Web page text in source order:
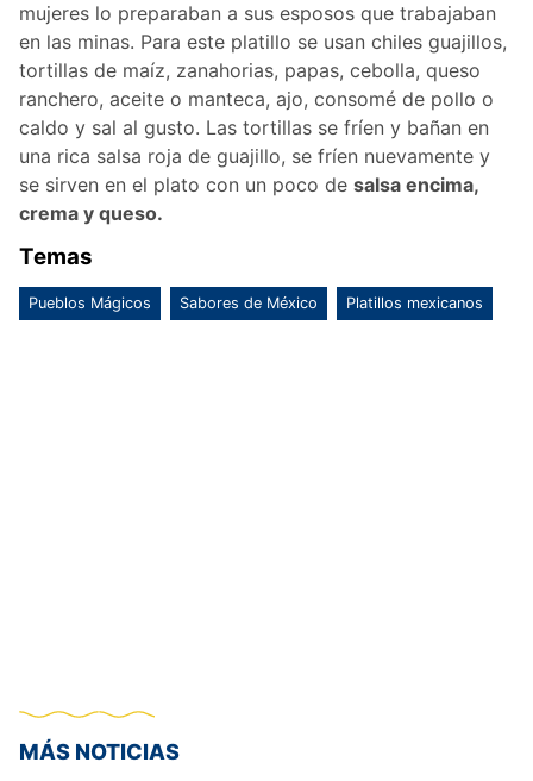
mujeres lo preparaban a sus esposos que trabajaban
en las minas. Para este platillo se usan chiles guajillos,
tortillas de maíz, zanahorias, papas, cebolla, queso
ranchero, aceite o manteca, ajo, consomé de pollo o
caldo y sal al gusto. Las tortillas se fríen y bañan en
una rica salsa roja de guajillo, se fríen nuevamente y
se sirven en el plato con un poco de salsa encima,
crema y queso.
Temas
Pueblos Mágicos Sabores de México Platillos mexicanos
MÁS NOTICIAS